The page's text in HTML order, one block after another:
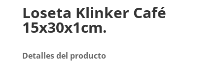
Loseta Klinker Café
15x30x1cm.
Detalles del producto